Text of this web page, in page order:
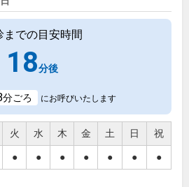
までの目安時間
18分後
分ごろ にお呼びいたします
火 水 木 金 土 日 祝
● ● ● ● ● ● ●